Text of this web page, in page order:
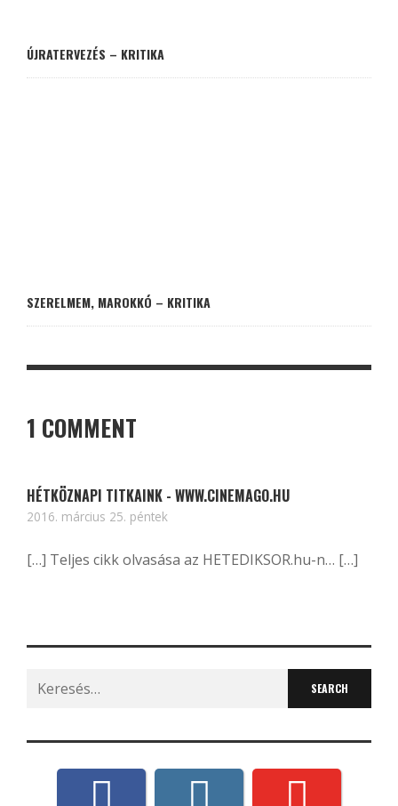
ÚJRATERVEZÉS – KRITIKA
SZERELMEM, MAROKKÓ – KRITIKA
1 COMMENT
HÉTKÖZNAPI TITKAINK - WWW.CINEMAGO.HU
2016. március 25. péntek
[…] Teljes cikk olvasása az HETEDIKSOR.hu-n… […]
Search
for: